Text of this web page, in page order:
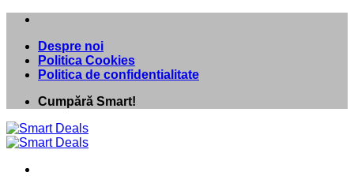
Skip
contentDespre noi
Politica Cookies
Politica de confidentialitate
Cumpără Smart!